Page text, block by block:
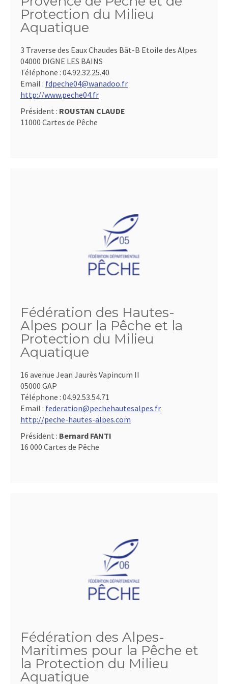
Protection du Milieu
Aquatique
3 Traverse des Eaux Chaudes Bât-B Etoile des Alpes
04000 DIGNE LES BAINS
Téléphone : 04.92.32.25.40
Email : fdpeche04@wanadoo.fr
http://www.peche04.fr
Président : ROUSTAN CLAUDE
11000 Cartes de Pêche
Fédération des Hautes-
Alpes pour la Pêche et la
Protection du Milieu
Aquatique
16 avenue Jean Jaurès Vapincum II
05000 GAP
Téléphone : 04.92.53.54.71
Email : federation@pechehautesalpes.fr
http://peche-hautes-alpes.com
Président : Bernard FANTI
16 000 Cartes de Pêche
Fédération des Alpes-
Maritimes pour la Pêche et
la Protection du Milieu
Aquatique